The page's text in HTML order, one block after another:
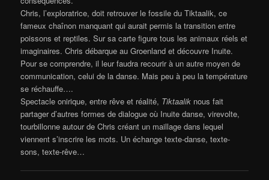
Chris, l’exploratrice, doit retrouver le fossile du Tiktaalik, ce
fameux chaînon manquant qui aurait permis la transition entre
poissons et reptiles. Sur sa carte figure tous les animaux réels et
imaginaires. Chris débarque au Groenland et découvre Inuite.
Pour se comprendre, il leur faudra recourir à un autre moyen de
communication, celui de la danse. Mais peu à peu la température
se réchauffe….
Spectacle onirique, entre rêve et réalité, Tiktaalik nous fait
partager d’autres formes de dialogue où Inuite danse, virevolte,
tourbillonne autour de Chris créant un maillage dans lequel
viennent s’inscrire les mots. Un échange texte-danse, texte-
sons, texte-rêve…